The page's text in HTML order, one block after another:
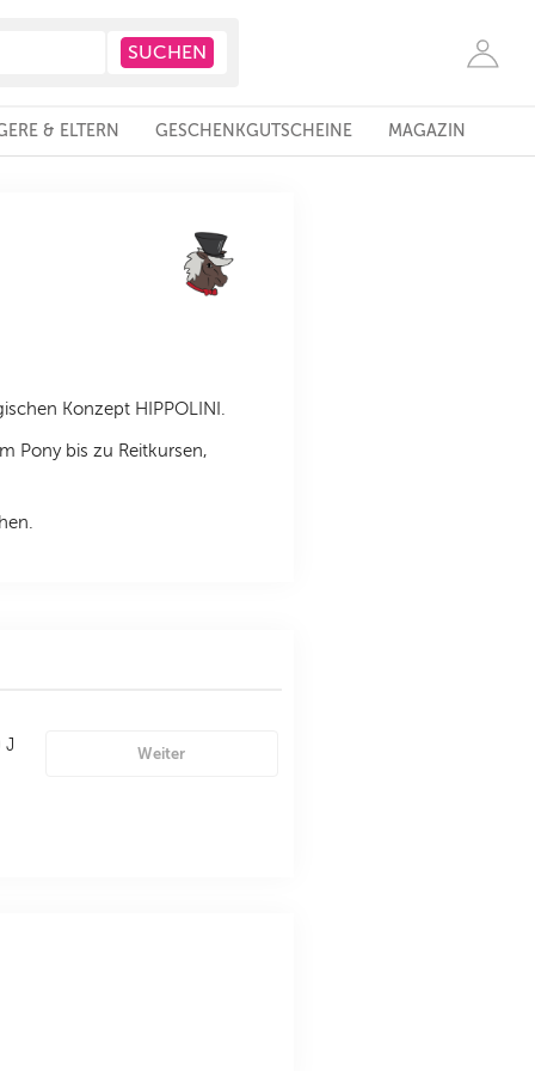
& ELTERN GESCHENKGUTSCHEINE MAGAZIN
Konzept HIPPOLINI.
Pony bis zu Reitkursen,
J Weiter